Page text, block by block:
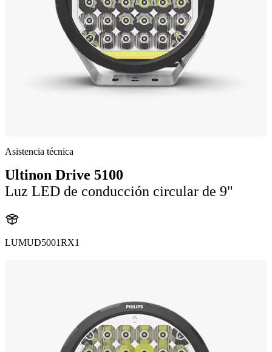
Asistencia técnica
Ultinon Drive 5100
Luz LED de conducción circular de 9"
LUMUD5001RX1